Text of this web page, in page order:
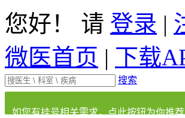
您好！ 请 登录 |
微医首页 | 下载
搜索
如您有挂号相关需求，点此按钮为你推